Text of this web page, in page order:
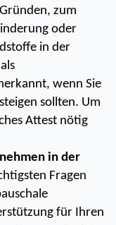
zum
oder
in der
wenn Sie
sollten. Um
Attest nötig
in der
Fragen
für Ihren